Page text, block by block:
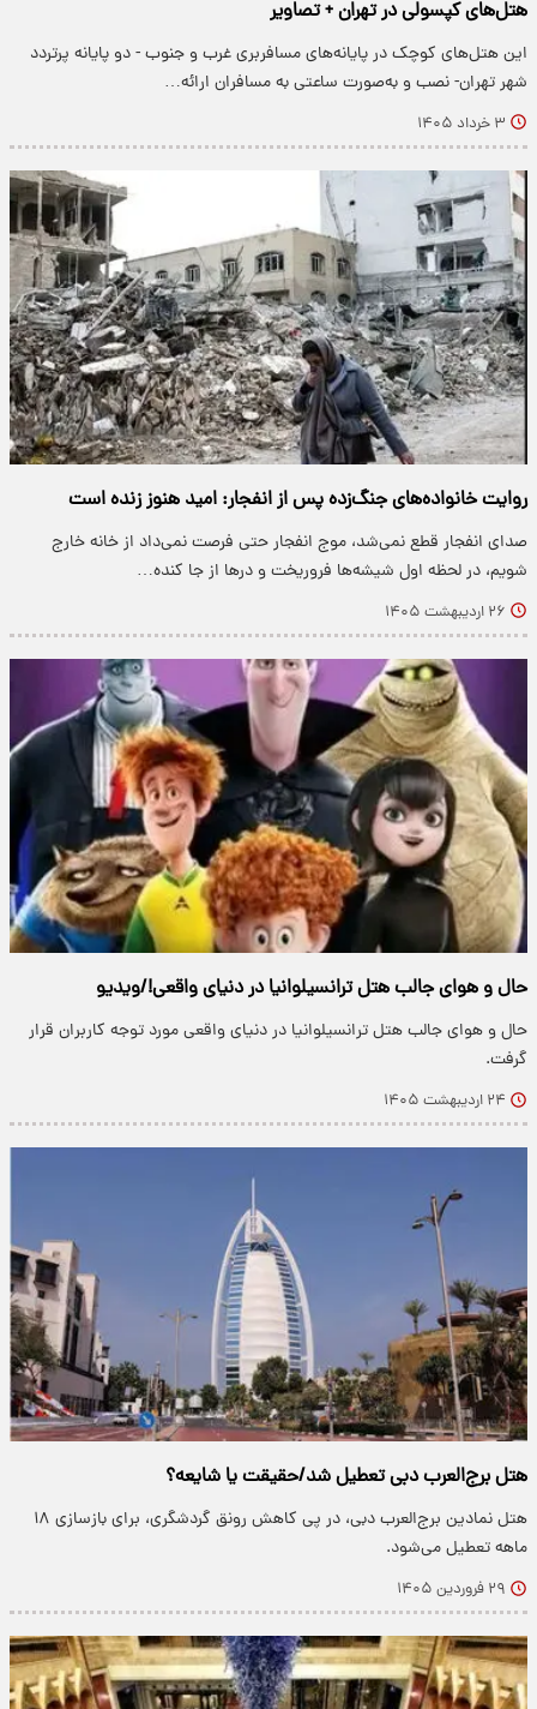
هتل‌های کپسولی در تهران + تصاویر
این هتل‌های کوچک در پایانه‌های مسافربری غرب و جنوب - دو پایانه پرتردد
شهر تهران- نصب و به‌صورت ساعتی به مسافران ارائه…
۳ خرداد ۱۴۰۵
روایت خانواده‌های جنگ‌زده پس از انفجار: امید هنوز زنده است
صدای انفجار قطع نمی‌شد، موج انفجار حتی فرصت نمی‌داد از خانه خارج
شویم، در لحظه اول شیشه‌ها فروریخت و درها از جا کنده…
۲۶ اردیبهشت ۱۴۰۵
حال و هوای جالب هتل ترانسیلوانیا در دنیای واقعی!/ویدیو
حال و هوای جالب هتل ترانسیلوانیا در دنیای واقعی مورد توجه کاربران قرار
گرفت.
۲۴ اردیبهشت ۱۴۰۵
هتل برج‌العرب دبی تعطیل شد/حقیقت یا شایعه؟
هتل نمادین برج‌العرب دبی، در پی کاهش رونق گردشگری، برای بازسازی ۱۸
ماهه تعطیل می‌شود.
۲۹ فروردین ۱۴۰۵